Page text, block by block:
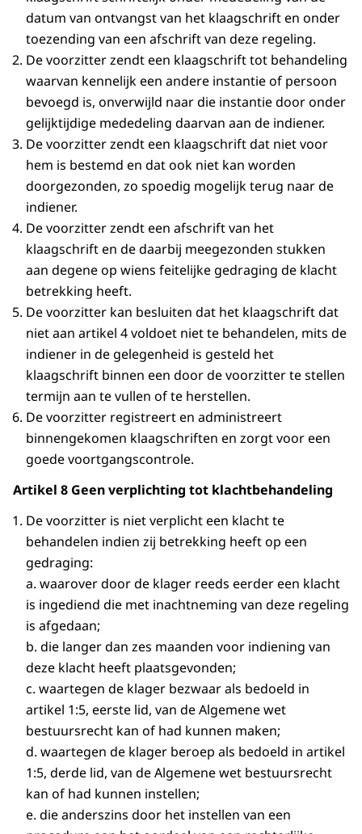
datum van ontvangst van het klaagschrift en onder
toezending van een afschrift van deze regeling.
De voorzitter zendt een klaagschrift tot behandeling
waarvan kennelijk een andere instantie of persoon
bevoegd is, onverwijld naar die instantie door onder
gelijktijdige mededeling daarvan aan de indiener.
De voorzitter zendt een klaagschrift dat niet voor
hem is bestemd en dat ook niet kan worden
doorgezonden, zo spoedig mogelijk terug naar de
indiener.
De voorzitter zendt een afschrift van het
klaagschrift en de daarbij meegezonden stukken
aan degene op wiens feitelijke gedraging de klacht
betrekking heeft.
De voorzitter kan besluiten dat het klaagschrift dat
niet aan artikel 4 voldoet niet te behandelen, mits de
indiener in de gelegenheid is gesteld het
klaagschrift binnen een door de voorzitter te stellen
termijn aan te vullen of te herstellen.
De voorzitter registreert en administreert
binnengekomen klaagschriften en zorgt voor een
goede voortgangscontrole.
Artikel 8 Geen verplichting tot klachtbehandeling
De voorzitter is niet verplicht een klacht te
behandelen indien zij betrekking heeft op een
gedraging:
a. waarover door de klager reeds eerder een klacht
is ingediend die met inachtneming van deze regeling
is afgedaan;
b. die langer dan zes maanden voor indiening van
deze klacht heeft plaatsgevonden;
c. waartegen de klager bezwaar als bedoeld in
artikel 1:5, eerste lid, van de Algemene wet
bestuursrecht kan of had kunnen maken;
d. waartegen de klager beroep als bedoeld in artikel
1:5, derde lid, van de Algemene wet bestuursrecht
kan of had kunnen instellen;
e. die anderszins door het instellen van een